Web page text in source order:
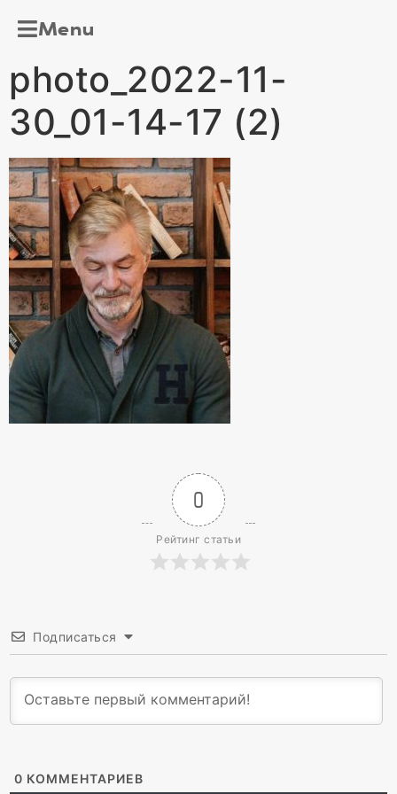
Menu
photo_2022-11-
30_01-14-17 (2)
0
Рейтинг статьи
Подписаться
0 КОММЕНТАРИЕВ